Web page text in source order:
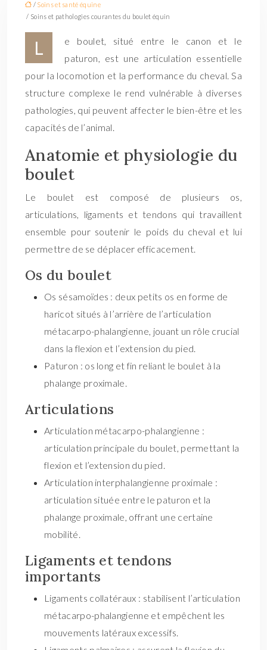
/ Soins et santé équine
/ Soins et pathologies courantes du boulet équin
L
e boulet, situé entre le canon et le
paturon, est une articulation essentielle
pour la locomotion et la performance du cheval. Sa
structure complexe le rend vulnérable à diverses
pathologies, qui peuvent affecter le bien-être et les
capacités de l’animal.
Anatomie et physiologie du
boulet
Le boulet est composé de plusieurs os,
articulations, ligaments et tendons qui travaillent
ensemble pour soutenir le poids du cheval et lui
permettre de se déplacer efficacement.
Os du boulet
Os sésamoïdes : deux petits os en forme de
haricot situés à l’arrière de l’articulation
métacarpo-phalangienne, jouant un rôle crucial
dans la flexion et l’extension du pied.
Paturon : os long et fin reliant le boulet à la
phalange proximale.
Articulations
Articulation métacarpo-phalangienne :
articulation principale du boulet, permettant la
flexion et l’extension du pied.
Articulation interphalangienne proximale :
articulation située entre le paturon et la
phalange proximale, offrant une certaine
mobilité.
Ligaments et tendons
importants
Ligaments collatéraux : stabilisent l’articulation
métacarpo-phalangienne et empêchent les
mouvements latéraux excessifs.